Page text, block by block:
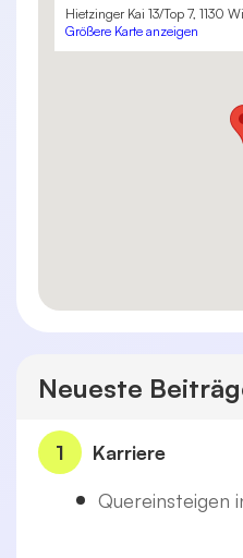
Hietzinger Kai 13/Top 7, 1130
Größere Karte anzeigen
Neueste
1
Karriere
Quereinsteigen